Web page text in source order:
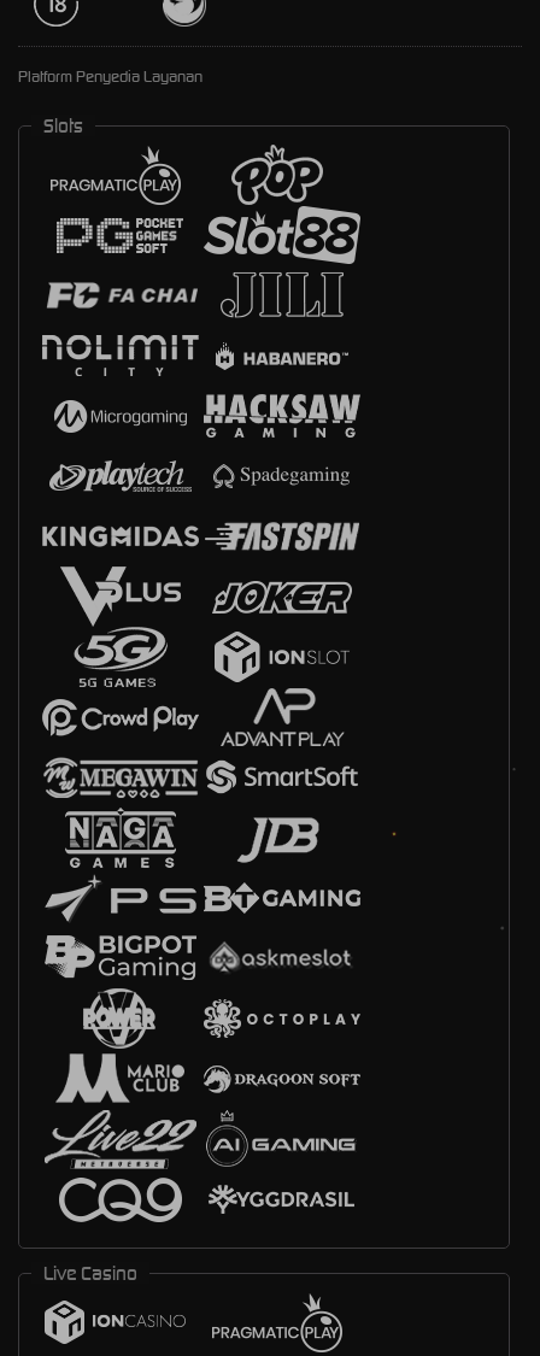
Platform Penyedia Layanan
Slots
Live Casino